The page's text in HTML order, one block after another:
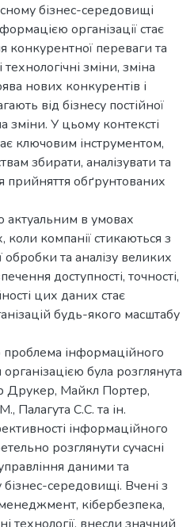
бізнес-середовищі
організації стає
переваги та
зміни, зміна
нових конкурентів і
від бізнесу постійної
зміни. У цьому контексті
ключовим інструментом,
збирати, аналізувати та
прийняття обґрунтованих
актуальним в умовах
коли компанії стикаються з
та аналізу великих
доступності, точності,
цих даних стає
будь-якого масштабу
інформаційного
була розглянута
Друкер, Майкл Портер,
С.С. та ін.
інформаційного
розглянути сучасні
даними та
середовищі. Вчені з
кібербезпека,